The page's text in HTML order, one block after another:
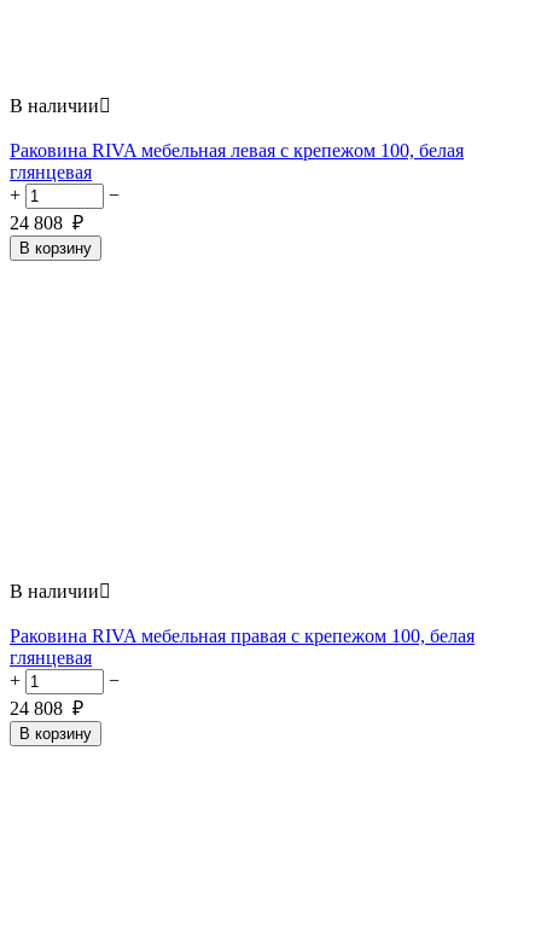
В наличии
Раковина RIVA мебельная левая с крепежом 100, белая
глянцевая
+
−
24 808 ₽
В корзину
В наличии
Раковина RIVA мебельная правая с крепежом 100, белая
глянцевая
+
−
24 808 ₽
В корзину